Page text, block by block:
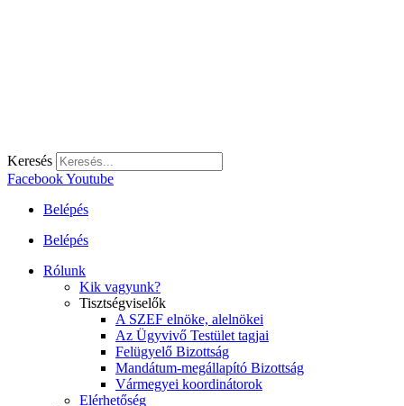
Keresés
FacebookYoutube
Belépés
Belépés
Rólunk
Kik vagyunk?
Tisztségviselők
A SZEF elnöke, alelnökei
Az Ügyvivő Testület tagjai
Felügyelő Bizottság
Mandátum-megállapító Bizottság
Vármegyei koordinátorok
Elérhetőség